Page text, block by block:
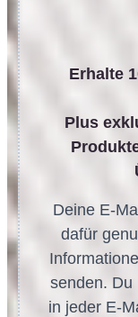
Erhalte
Plus
Deine E-
dafür
senden. Du
in jeder E-